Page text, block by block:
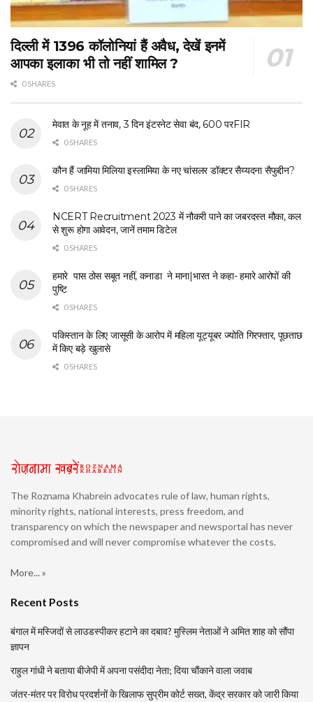
दिल्ली में 1396 कॉलोनियां हैं अवैध, देखें इनमें
आपका इलाका भी तो नहीं शामिल ?
0 SHARES
मेवात के नूह में तनाव, 3 दिन इंटरनेट सेवा बंद, 600 परFIR
0 SHARES
कौन हैं जामिया मिलिया इस्लामिया के नए चांसलर डॉक्टर सैय्यदना सैफुद्दीन?
0 SHARES
NCERT Recruitment 2023 में नौकरी पाने का जबरदस्त मौका, कल
से शुरू होगा आवेदन, जानें तमाम डिटेल
0 SHARES
हमारे पास ठोस सबूत नहीं, कनाडा ने माना|भारत ने कहा- हमारे आरोपों की
पुष्टि
0 SHARES
पकिस्तान के लिए जासूसी के आरोप में महिला यूट्यूबर ज्योति गिरफ्तार, पूछताछ
में किए बड़े खुलासे
0 SHARES
The Roznama Khabrein advocates rule of law, human rights,
minority rights, national interests, press freedom, and
transparency on which the newspaper and newsportal has never
compromised and will never compromise whatever the costs.
More... »
Recent Posts
बंगाल में मस्जिदों से लाउडस्पीकर हटाने का दबाव? मुस्लिम नेताओं ने अमित शाह को सौंपा
ज्ञापन
राहुल गांधी ने बताया बीजेपी में अपना पसंदीदा नेता; दिया चौंकाने वाला जवाब
जंतर-मंतर पर विरोध प्रदर्शनों के खिलाफ सुप्रीम कोर्ट सख्त, केंद्र सरकार को जारी किया